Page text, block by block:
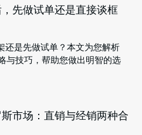
先做试单还是直接谈框
还是先做试单？本文为您解析
与技巧，帮助您做出明智的选
市场：直销与经销两种合